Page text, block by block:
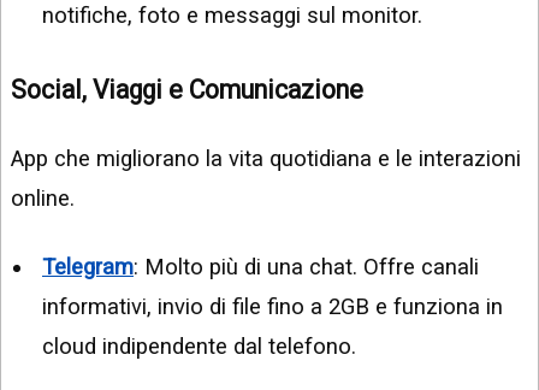
notifiche, foto e messaggi sul monitor.
Social, Viaggi e Comunicazione
App che migliorano la vita quotidiana e le interazioni
online.
Telegram: Molto più di una chat. Offre canali
informativi, invio di file fino a 2GB e funziona in
cloud indipendente dal telefono.